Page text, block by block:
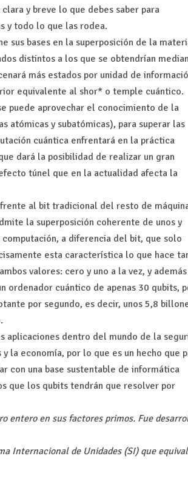
y breve lo que debes saber para
y todo lo que las rodea.
sus bases en la superposición de la
distintos a los que se obtendrían
más estados por unidad de
equivalente al shor* o temple cuántico.
puede aprovechar el conocimiento de la
atómicas y subatómicas), para superar las
cuántica enfrentará en la práctica
dará la posibilidad de realizar un gran
túnel que en la actualidad afecta la
al bit tradicional del resto de
la superposición coherente de unos y
a diferencia del bit, que solo
esta característica lo que hace
valores: cero y uno a la vez, y además
ordenador cuántico de apenas 30 qubits,
por segundo, es decir, unos 5,8
aplicaciones dentro del mundo de la
la economía, por lo que es un hecho que
con una base sustentable de informática
que los qubits tendrán que resolver por
en sus factores primos. Fue
Internacional de Unidades (SI) que